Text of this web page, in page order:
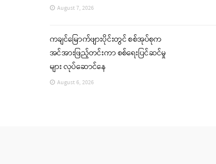
August 7, 2026
ကချင်မြောက်ဖျားပိုင်းတွင် စစ်အုပ်စုက
အင်အားဖြည့်တင်းကာ စစ်ရေးပြင်ဆင်မှု
များ လုပ်ဆောင်နေ
August 6, 2026